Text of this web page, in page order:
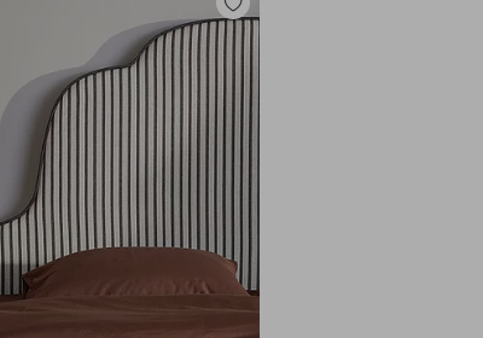
Legg
til
favoritter